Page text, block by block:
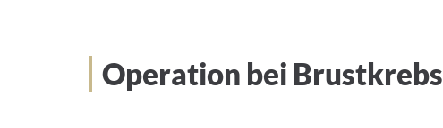
Operation bei Brustkrebs